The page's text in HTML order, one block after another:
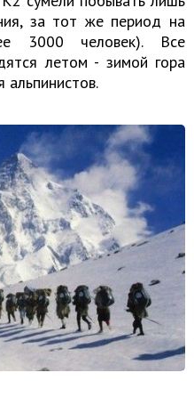
за тот же период на
3000 человек). Все
летом - зимой гора